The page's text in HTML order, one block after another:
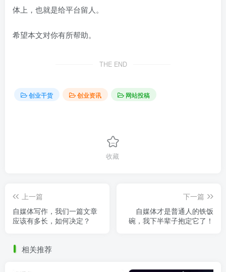
体上，也就是给平台留人。
希望本文对你有所帮助。
THE END
创业干货 创业资讯 网站投稿
收藏
上一篇
自媒体写作，我们一篇文章
应该有多长，如何决定？
下一篇
自媒体才是普通人的铁饭
碗，我下半辈子抱定它了！
相关推荐